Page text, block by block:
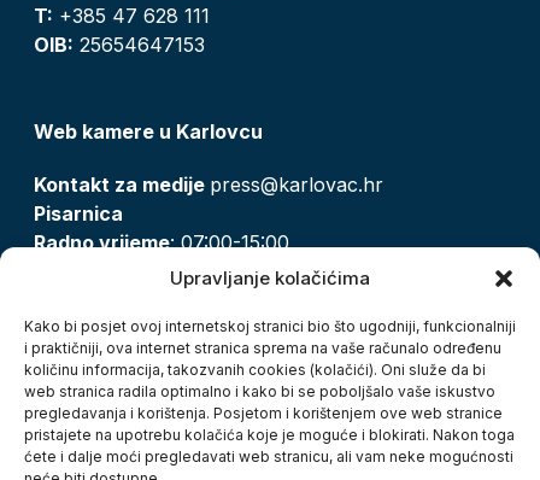
Upravljanje kolačićima
Kako bi posjet ovoj internetskoj stranici bio što ugodniji, funkcionalniji
i praktičniji, ova internet stranica sprema na vaše računalo određenu
količinu informacija, takozvanih cookies (kolačići). Oni služe da bi
web stranica radila optimalno i kako bi se poboljšalo vaše iskustvo
pregledavanja i korištenja. Posjetom i korištenjem ove web stranice
pristajete na upotrebu kolačića koje je moguće i blokirati. Nakon toga
ćete i dalje moći pregledavati web stranicu, ali vam neke mogućnosti
T: +385 47 628 111
OIB: 25654647153
Web kamere u Karlovcu
Kontakt za medije press@karlovac.hr
Pisarnica
Radno vrijeme: 07:00-15:00
pisarnica@karlovac.hr
Zaštita osobnih podataka
Pristup informacijama
Kolačići